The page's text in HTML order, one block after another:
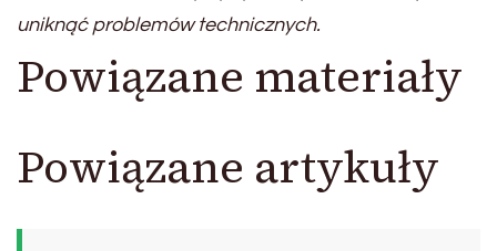
uniknąć problemów technicznych.
Powiązane materiały
Powiązane artykuły